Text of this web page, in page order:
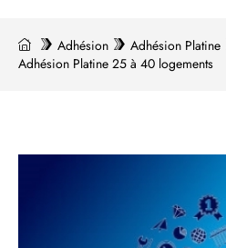
de
points
Adhésion
Adhésion Platine
Adhésion Platine 25 à 40 logements